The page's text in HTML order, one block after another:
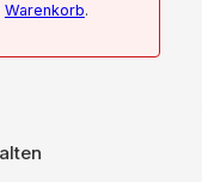
Warenkorb.
mit Lizenzero eine